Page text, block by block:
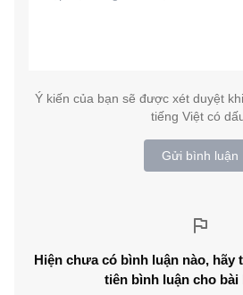
Ý kiến của bạn sẽ được xét duyệt
tiếng Việt có
Gửi bình luận
Hiện chưa có bình luận nào,
tiên bình luận cho bài